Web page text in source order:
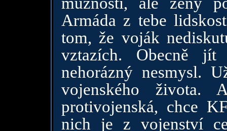
Armáda z tebe
tom, že voják
vztazích. Obecně
nehorázný nesmysl.
vojenského života.
protivojenská, chce
nich je z vojenství